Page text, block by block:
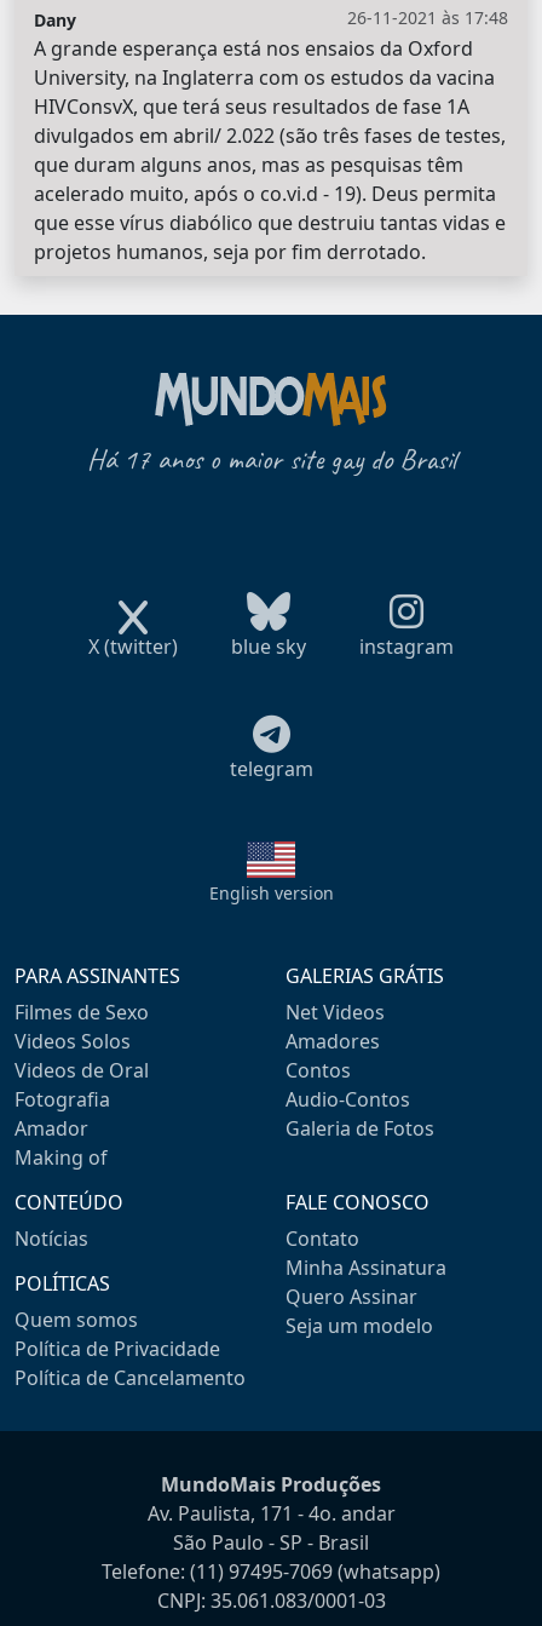
26-11-2021 às 17:48
Dany
A grande esperança está nos ensaios da Oxford
University, na Inglaterra com os estudos da vacina
HIVConsvX, que terá seus resultados de fase 1A
divulgados em abril/ 2.022 (são três fases de testes,
que duram alguns anos, mas as pesquisas têm
acelerado muito, após o co.vi.d - 19). Deus permita
que esse vírus diabólico que destruiu tantas vidas e
projetos humanos, seja por fim derrotado.
Há 17 anos o maior site gay do Brasil
X (twitter) blue sky instagram
telegram
English version
PARA ASSINANTES
Filmes de Sexo
Videos Solos
Videos de Oral
Fotografia
Amador
Making of
GALERIAS GRÁTIS
Net Videos
Amadores
Contos
Audio-Contos
Galeria de Fotos
CONTEÚDO
Notícias
POLÍTICAS
Quem somos
Política de Privacidade
Política de Cancelamento
FALE CONOSCO
Contato
Minha Assinatura
Quero Assinar
Seja um modelo
MundoMais Produções
Av. Paulista, 171 - 4o. andar
São Paulo - SP - Brasil
Telefone: (11) 97495-7069(whatsapp)
CNPJ: 35.061.083/0001-03